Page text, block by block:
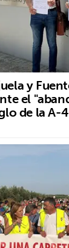
y
el
de la A-